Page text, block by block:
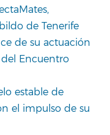
de Tenerife
de su actuación
Encuentro
estable de
el impulso de su